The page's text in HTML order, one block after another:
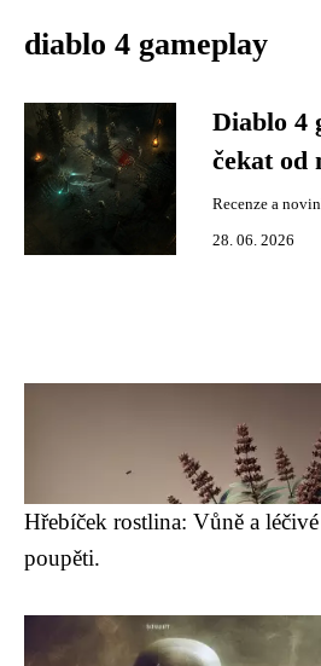
diablo 4 gameplay
Diablo 4
čekat od
Recenze a
28. 06. 2026
Hřebíček rostlina: Vůně a
poupěti.